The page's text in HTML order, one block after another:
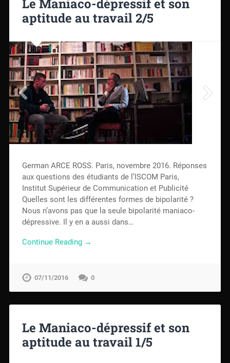
Le Maniaco-dépressif et son
aptitude au travail 2/5
German ARCE ROSS. Paris, novembre 2016. Réponses
aux questions des étudiants de l’ISCOM Paris,
Institut Supérieur de Communication et Publicité
Quelles sont les différentes formes de bipolarité ?
Nous n’avons pas que la seule bipolarité maniaco-
dépressive. Il y en a aussi dans…
Continue Reading →
07/11/2016 0
Le Maniaco-dépressif et son
aptitude au travail 1/5